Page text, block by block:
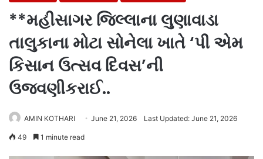
**મહીસાગર જિલ્લાના લુણાવાડા
તાલુકાના મોટા સોનેલા ખાતે ‘પી એમ
કિસાન ઉત્સવ દિવસ’ની
ઉજવણીકરાઈ..
AMIN KOTHARI June 21, 2026 Last Updated: June 21, 2026
49 1 minute read